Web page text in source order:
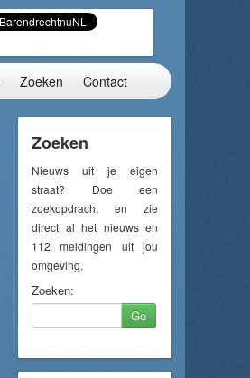
Zoeken Contact
Zoeken
Nieuws uit je eigen
straat? Doe een
zoekopdracht en zie
direct al het nieuws en
112 meldingen uit jou
omgeving.
Zoeken:
Go